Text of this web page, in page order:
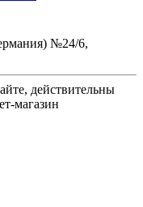
№24/6,
действительны
магазин